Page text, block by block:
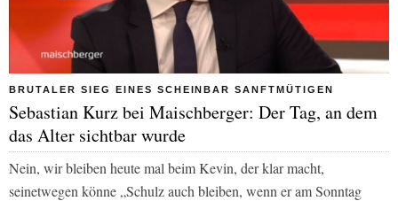
BRUTALER SIEG EINES SCHEINBAR SANFTMÜTIGEN
Sebastian Kurz bei Maischberger: Der Tag, an dem
das Alter sichtbar wurde
Nein, wir bleiben heute mal beim Kevin, der klar macht,
seinetwegen könne „Schulz auch bleiben, wenn er am Sonntag